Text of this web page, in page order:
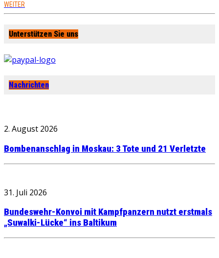
WEITER
Unterstützen Sie uns
Nachrichten
2. August 2026
Bombenanschlag in Moskau: 3 Tote und 21 Verletzte
31. Juli 2026
Bundeswehr-Konvoi mit Kampfpanzern nutzt erstmals
„Suwalki-Lücke“ ins Baltikum